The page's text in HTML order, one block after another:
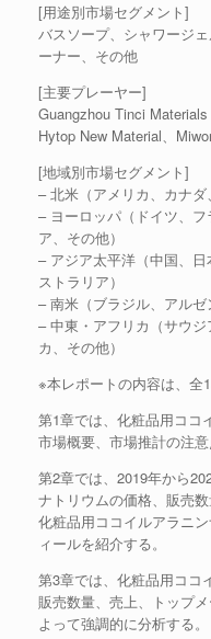
[用途別市場セグメント]
バスソープ、シャワージ
ーナー、その他
[主要プレーヤー]
Guangzhou Tinci
Hytop New Material、
[地域別市場セグメント]
– 北米（アメリカ、カナダ
– ヨーロッパ（ドイツ、
ア、その他）
– アジア太平洋（中国、
ストラリア）
– 南米（ブラジル、アルゼ
– 中東・アフリカ（サウ
カ、その他）
※本レポートの内容は、全
第1章では、化粧品用ココ
市場概要、市場推計の注
第2章では、2019年から
ナトリウムの価格、販売
化粧品用ココイルアラニ
ィールを紹介する。
第3章では、化粧品用ココ
販売数量、売上、トップ
よって強調的に分析する。